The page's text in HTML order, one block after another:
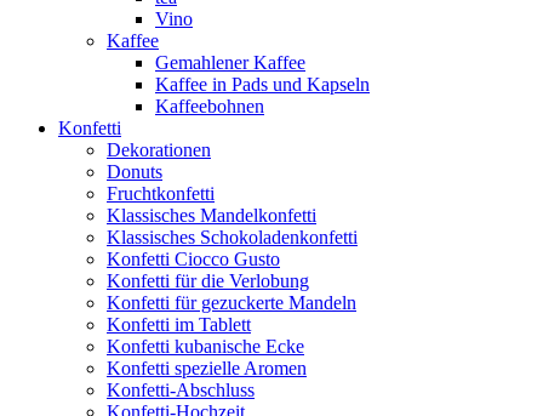
Vino
Kaffee
Gemahlener Kaffee
Kaffee in Pads und Kapseln
Kaffeebohnen
Konfetti
Dekorationen
Donuts
Fruchtkonfetti
Klassisches Mandelkonfetti
Klassisches Schokoladenkonfetti
Konfetti Ciocco Gusto
Konfetti für die Verlobung
Konfetti für gezuckerte Mandeln
Konfetti im Tablett
Konfetti kubanische Ecke
Konfetti spezielle Aromen
Konfetti-Abschluss
Konfetti-Hochzeit